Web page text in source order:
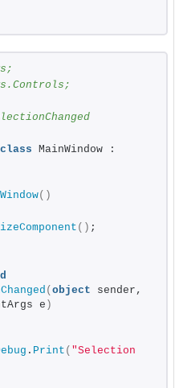
class MainWindow :
()
() ;
( object sender,
e )
. Print ( "Selection